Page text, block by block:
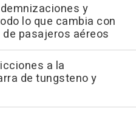
y
lo que cambia con
pasajeros aéreos
a la
de tungsteno y